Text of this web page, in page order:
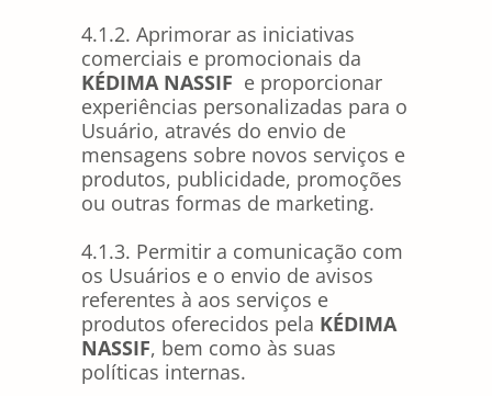
4.1.2. Aprimorar as iniciativas
comerciais e promocionais da
KÉDIMA NASSIF e proporcionar
experiências personalizadas para o
Usuário, através do envio de
mensagens sobre novos serviços e
produtos, publicidade, promoções
ou outras formas de marketing.
4.1.3. Permitir a comunicação com
os Usuários e o envio de avisos
referentes à aos serviços e
produtos oferecidos pela KÉDIMA
NASSIF, bem como às suas
políticas internas.